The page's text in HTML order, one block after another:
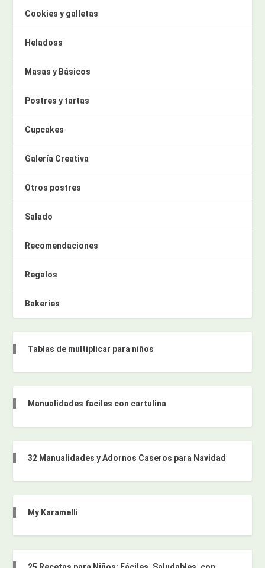
Cookies y galletas
Heladoss
Masas y Básicos
Postres y tartas
Cupcakes
Galería Creativa
Otros postres
Salado
Recomendaciones
Regalos
Bakeries
Tablas de multiplicar para niños
Manualidades faciles con cartulina
32 Manualidades y Adornos Caseros para Navidad
My Karamelli